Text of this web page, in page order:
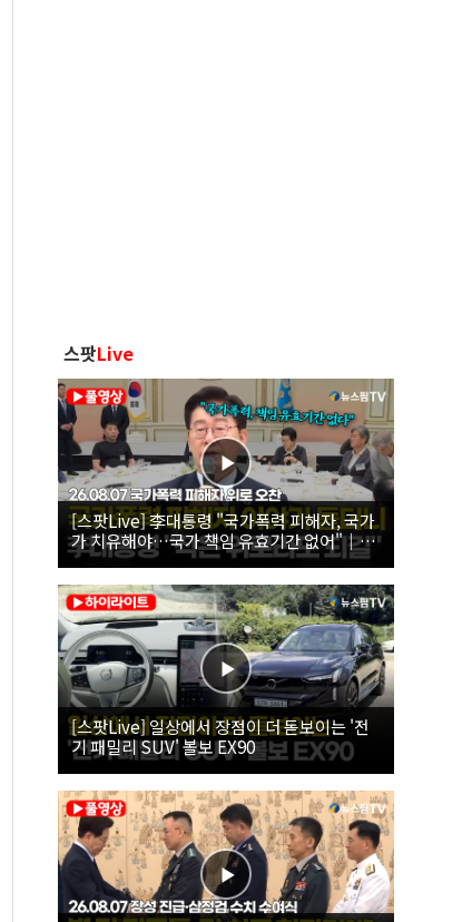
스팟Live
[스팟Live] 李대통령 "국가폭력 피해자, 국가
가 치유해야…국가 책임 유효기간 없어"｜
26.08.07 국가폭력 피해자 위로 오찬
[스팟Live] 일상에서 장점이 더 돋보이는 '전
기 패밀리 SUV' 볼보 EX90